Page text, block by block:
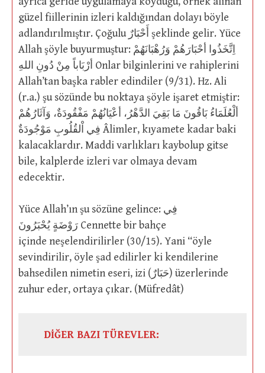
güzel fiillerinin izleri kaldığından dolayı böyle
adlandırılmıştır. Çoğulu أَحْبَارٌ şeklinde gelir. Yüce
Allah şöyle buyurmuştur: اِتَّخَذُوا أحْبَارَهُمْ وَرُهْبَانَهُمْ
أرْبَاباً مِنْ دُونِ اللهِ Onlar bilginlerini ve rahiplerini
Allah’tan başka rabler edindiler (9/31). Hz. Ali
(r.a.) şu sözünde bu noktaya şöyle işaret etmiştir:
ألْعُلَمَاءُ بَاقُونَ مَا بَقِيَ الدَّهْرُ، أعْيَانُهُمْ مَفْقُودَةٌ، وَآثَارُهُمْ
فِي اْلقُلُوبِ مَوْجُودَةٌ Âlimler, kıyamete kadar baki
kalacaklardır. Maddi varlıkları kaybolup gitse
bile, kalplerde izleri var olmaya devam
edecektir.
Yüce Allah’ın şu sözüne gelince: فِي
رَوْضَةٍ يُحْبَرُونَ Cennette bir bahçe
içinde neşelendirilirler (30/15). Yani “öyle
sevindirilir, öyle şad edilirler ki kendilerine
bahsedilen nimetin eseri, izi (حَبَارٌ) üzerlerinde
zuhur eder, ortaya çıkar. (Müfredât)
DİĞER BAZI TÜREVLER: